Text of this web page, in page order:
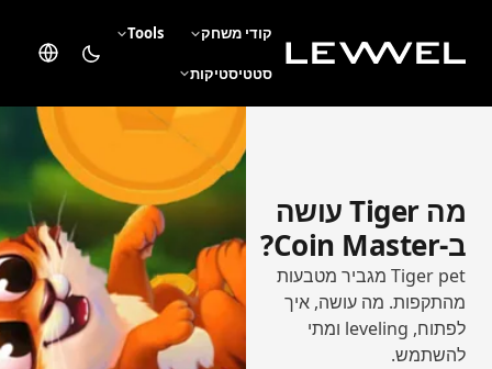
קודי משחק Tools
סטטיסטיקות
מה Tiger עושה
ב-Coin Master?
Tiger pet מגביר מטבעות
מהתקפות. מה עושה, איך
לפתוח, leveling ומתי
להשתמש.